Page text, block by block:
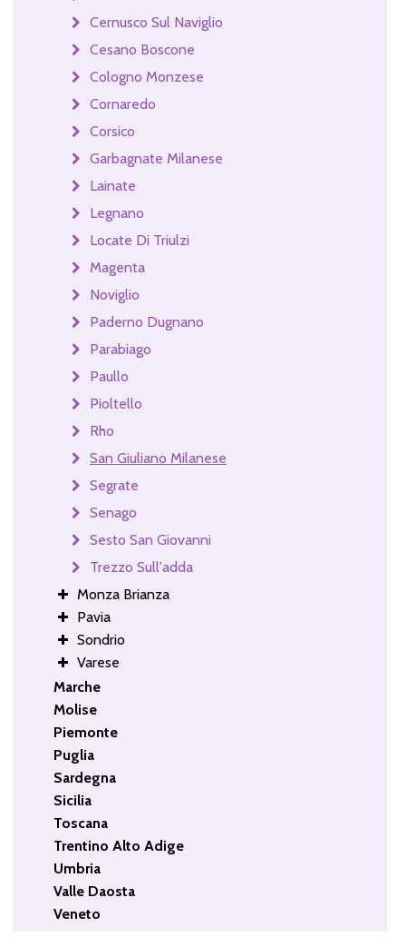
Cernusco Sul Naviglio
Cesano Boscone
Cologno Monzese
Cornaredo
Corsico
Garbagnate Milanese
Lainate
Legnano
Locate Di Triulzi
Magenta
Noviglio
Paderno Dugnano
Parabiago
Paullo
Pioltello
Rho
San Giuliano Milanese
Segrate
Senago
Sesto San Giovanni
Trezzo Sull'adda
Monza Brianza
Pavia
Sondrio
Varese
Marche
Molise
Piemonte
Puglia
Sardegna
Sicilia
Toscana
Trentino Alto Adige
Umbria
Valle Daosta
Veneto